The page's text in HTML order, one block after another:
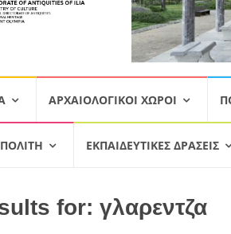
ΑΡΧΑΙΟΛΟΓΙΚΟΊ ΧΏΡΟΙ
ΕΚΠΑΙΔΕΥΤΙΚΈΣ ΔΡΆΣΕΙΣ
for: γλαρεντζα